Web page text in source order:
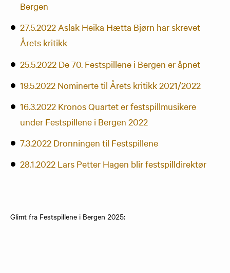
Bergen
27.5.2022 Aslak Heika Hætta Bjørn har skrevet
Årets kritikk
25.5.2022 De 70. Festspillene i Bergen er åpnet
19.5.2022 Nominerte til Årets kritikk 2021/2022
16.3.2022 Kronos Quartet er festspillmusikere
under Festspillene i Bergen 2022
7.3.2022 Dronningen til Festspillene
28.1.2022 Lars Petter Hagen blir festspilldirektør
Glimt fra Festspillene i Bergen 2025: